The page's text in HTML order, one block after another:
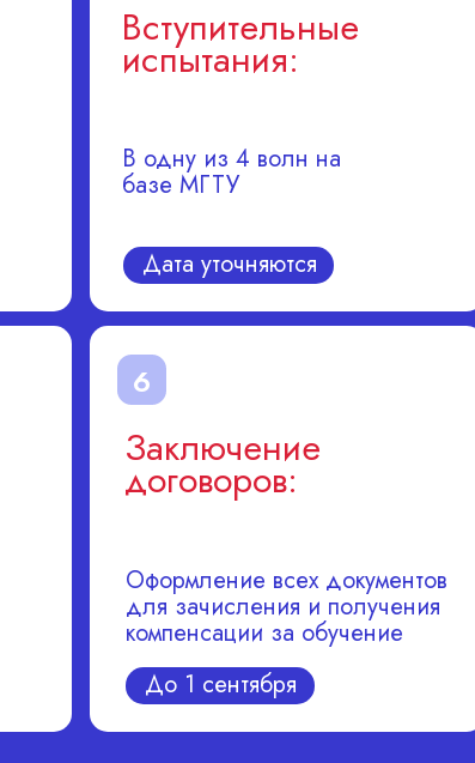
До 1 сентября
Заключение
договоров:
6
Оформление всех документов
для зачисления и получения
компенсации за обучение
В одну из 4 волн на
базе МГТУ
Вступительные
испытания:
Дата уточняются